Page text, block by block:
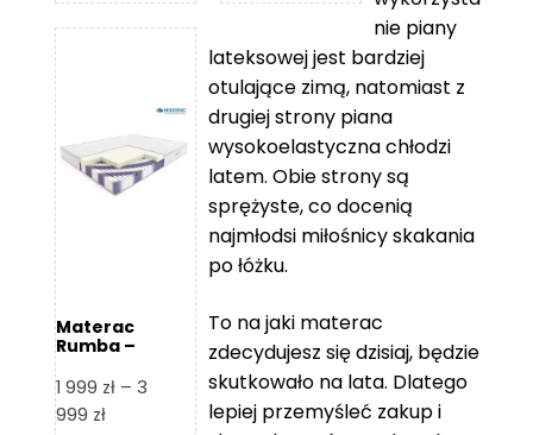
od
839 zł
5
119 zł
do
670 zł
Materac
Rumba –
1 999 zł – 3
999 złZakres
nie piany
lateksowej jest bardziej
otulające zimą, natomiast z
drugiej strony piana
wysokoelastyczna chłodzi
latem. Obie strony są
sprężyste, co docenią
najmłodsi miłośnicy skakania
po łóżku.
To na jaki materac
zdecydujesz się dzisiaj, będzie
skutkowało na lata. Dlatego
lepiej przemyśleć zakup i